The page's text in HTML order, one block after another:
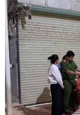
Mảnh vỡ tên
Trăng, dấy
06/08/2026 10:24